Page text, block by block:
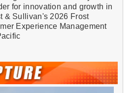
for innovation and growth in
& Sullivan's 2026 Frost
Experience Management